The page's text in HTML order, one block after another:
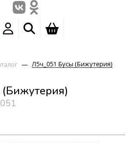
— Л5ч_051 Бусы (Бижутерия)